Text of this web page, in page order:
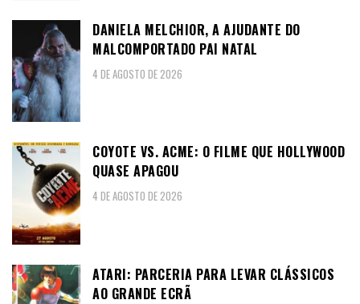
DANIELA MELCHIOR, A AJUDANTE DO
MALCOMPORTADO PAI NATAL
4 DE AGOSTO DE 2026
COYOTE VS. ACME: O FILME QUE HOLLYWOOD
QUASE APAGOU
4 DE AGOSTO DE 2026
ATARI: PARCERIA PARA LEVAR CLÁSSICOS
AO GRANDE ECRÃ